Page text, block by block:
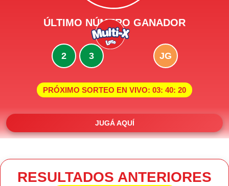
ÚLTIMO NÚMERO GANADOR
2 3 JG
PRÓXIMO SORTEO EN VIVO: 03: 40: 20
JUGÁ AQUÍ
RESULTADOS ANTERIORES